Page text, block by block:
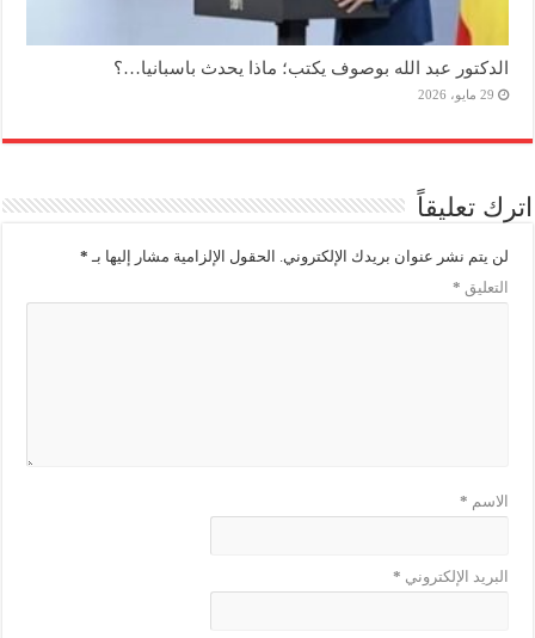
الدكتور عبد الله بوصوف يكتب؛ ماذا يحدث باسبانيا…؟
29 مايو، 2026
اترك تعليقاً
لن يتم نشر عنوان بريدك الإلكتروني. الحقول الإلزامية مشار إليها بـ *
التعليق *
الاسم *
البريد الإلكتروني *